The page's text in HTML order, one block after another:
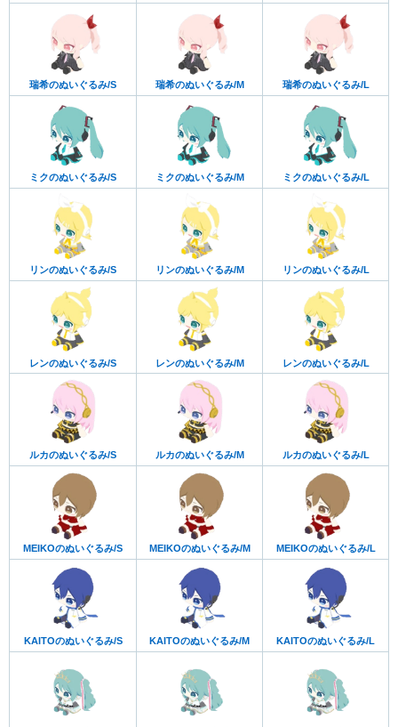
瑞希のぬいぐるみ/S 瑞希のぬいぐるみ/M 瑞希のぬいぐるみ/L
ミクのぬいぐるみ/S ミクのぬいぐるみ/M ミクのぬいぐるみ/L
リンのぬいぐるみ/S リンのぬいぐるみ/M リンのぬいぐるみ/L
レンのぬいぐるみ/S レンのぬいぐるみ/M レンのぬいぐるみ/L
ルカのぬいぐるみ/S ルカのぬいぐるみ/M ルカのぬいぐるみ/L
MEIKOのぬいぐるみ/S MEIKOのぬいぐるみ/M MEIKOのぬいぐるみ/L
KAITOのぬいぐるみ/S KAITOのぬいぐるみ/M KAITOのぬいぐるみ/L